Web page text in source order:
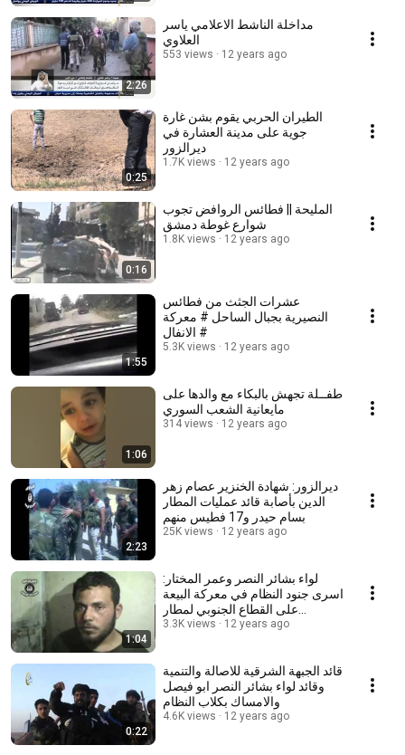
2:26
مداخلة الناشط الاعلامي ياسر
العلاوي
553 views 12 years ago
0:25
الطيران الحربي يقوم بشن غارة
جوية على مدينة العشارة في
ديرالزور
1.7K views 12 years ago
0:16
المليحة || فطائس الروافض تجوب
شوارع غوطة دمشق
1.8K views 12 years ago
1:55
عشرات الجثث من فطائس
النصيرية بجبال الساحل # معركة
الانفال #
5.3K views 12 years ago
1:06
طفــلة تجهش بالبكاء مع والدها على
مايعانية الشعب السوري
314 views 12 years ago
2:23
ديرالزور: شهادة الخنزير عصام زهر
الدين بأصابة قائد عمليات المطار
بسام حيدر و17 فطيس منهم
25K views 12 years ago
1:04
لواء بشائر النصر وعمر المختار:
اسرى جنود النظام في معركة البيعة
على القطاع الجنوبي لمطار
ديرالزور
3.3K views 12 years ago
0:22
قائد الجبهة الشرقية للاصالة والتنمية
وقائد لواء بشائر النصر ابو فيصل
والامساك بكلاب النظام
4.6K views 12 years ago